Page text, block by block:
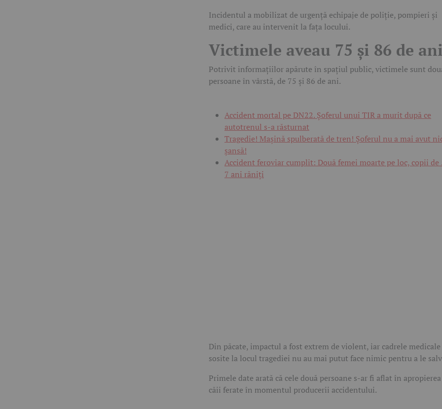
Incidentul a mobilizat de urgență echipaje de poliție, pompieri și
medici, care au intervenit la fața locului.
Victimele aveau 75 și 86 de
Potrivit informațiilor apărute în spațiul public, victimele sunt
persoane în vârstă, de 75 și 86 de ani.
Accident mortal pe DN22. Șoferul unui TIR a murit după ce
autotrenul s-a răsturnat
Tragedie! Mașină spulberată de tren! Șoferul nu a mai avut
șansă!
Accident feroviar cumplit: Două femei moarte pe loc, copii de
7 ani răniți
Din păcate, impactul a fost extrem de violent, iar cadrele medicale
sosite la locul tragediei nu au mai putut face nimic pentru a le
Primele date arată că cele două persoane s-ar fi aflat în apropierea
căii ferate în momentul producerii accidentului.